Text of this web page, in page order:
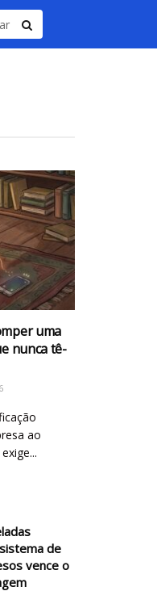
uma
nunca tê-
ao
de
vence o